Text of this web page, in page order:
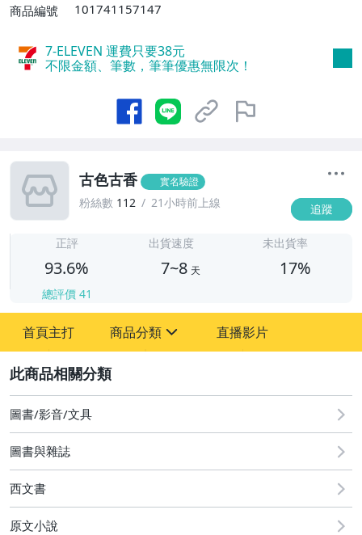
商品編號
101741157147
7-ELEVEN 運費只要38元
不限金額、筆數，筆筆優惠無限次！
古色古香 實名驗證
粉絲數 112 21小時前上線 追蹤
正評
93.6%
總評價 41
出貨速度
7~8 天
未出貨率
17%
首頁主打 商品分類
嬰幼兒與孕婦
圖書/影音/文具
玩具、模型與公仔
男性精品與服飾
直播影片
圖書/影音/文具
圖書與雜誌
西文書
原文小說